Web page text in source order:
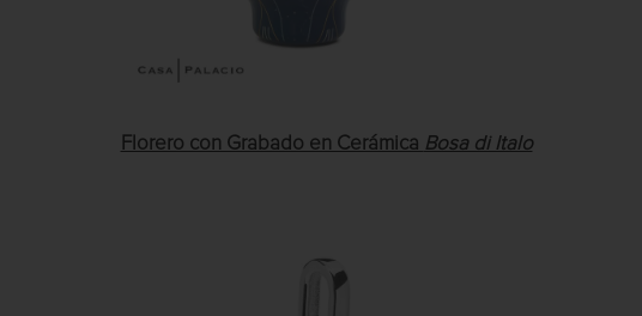
Florero con Grabado en Cerámica Bosa di Italo